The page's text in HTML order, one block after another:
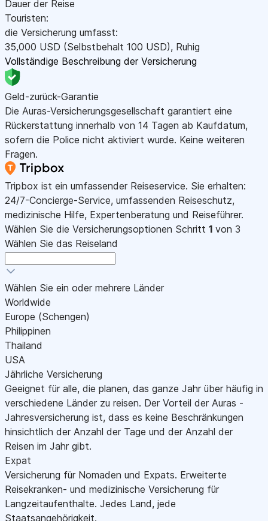
Dauer der Reise
Touristen:
die Versicherung umfasst:
35,000 USD (Selbstbehalt 100 USD), Ruhig
Vollständige Beschreibung der Versicherung
Geld-zurück-Garantie
Die Auras-Versicherungsgesellschaft garantiert eine
Rückerstattung innerhalb von 14 Tagen ab Kaufdatum,
sofern die Police nicht aktiviert wurde. Keine weiteren
Fragen.
Tripbox ist ein umfassender Reiseservice. Sie erhalten:
24/7-Concierge-Service, umfassenden Reiseschutz,
medizinische Hilfe, Expertenberatung und Reiseführer.
Wählen Sie die Versicherungsoptionen Schritt 1 von 3
Wählen Sie das Reiseland
Wählen Sie ein oder mehrere Länder
Worldwide
Europe (Schengen)
Philippinen
Thailand
USA
Jährliche Versicherung
Geeignet für alle, die planen, das ganze Jahr über häufig in
verschiedene Länder zu reisen. Der Vorteil der Auras -
Jahresversicherung ist, dass es keine Beschränkungen
hinsichtlich der Anzahl der Tage und der Anzahl der
Reisen im Jahr gibt.
Expat
Versicherung für Nomaden und Expats. Erweiterte
Reisekranken- und medizinische Versicherung für
Langzeitaufenthalte. Jedes Land, jede
Staatsangehörigkeit.